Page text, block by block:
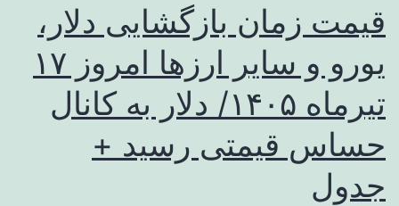
قیمت زمان بازگشایی دلار،
یورو و سایر ارزها امروز ۱۷
تیرماه ۱۴۰۵/ دلار به کانال
حساس قیمتی رسید +
جدول